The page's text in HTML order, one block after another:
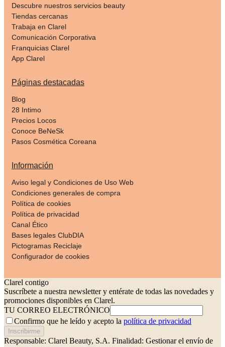
Descubre nuestros servicios beauty
Tiendas cercanas
Trabaja en Clarel
Comunicación Corporativa
Franquicias Clarel
App Clarel
Páginas destacadas
Blog
28 Intimo
Precios Locos
Conoce BeNeSk
Pasos Cosmética Coreana
Información
Aviso legal y Condiciones de Uso Web
Condiciones generales de compra
Política de cookies
Política de privacidad
Canal Ético
Bases legales ClubDIA
Pictogramas Reciclaje
Configurador de cookies
Clarel contigo
Suscríbete a nuestra newsletter y entérate de todas las novedades y
promociones disponibles en Clarel.
TU CORREO ELECTRÓNICO
Confirmo que he leído y acepto la política de privacidad
Inscribirme
Responsable: Clarel Beauty, S.A. Finalidad: Gestionar el envío de